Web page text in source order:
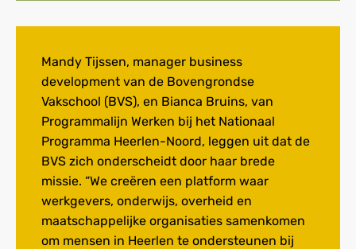
Mandy Tijssen, manager business
development van de Bovengrondse
Vakschool (BVS), en Bianca Bruins, van
Programmalijn Werken bij het Nationaal
Programma Heerlen-Noord, leggen uit dat de
BVS zich onderscheidt door haar brede
missie. “We creëren een platform waar
werkgevers, onderwijs, overheid en
maatschappelijke organisaties samenkomen
om mensen in Heerlen te ondersteunen bij